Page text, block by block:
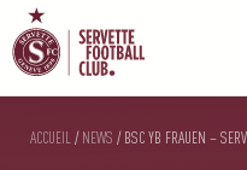
ACCUEIL /NEWS /BSC YB FRAUEN –